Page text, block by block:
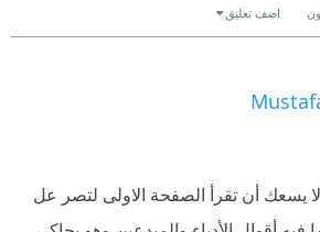
اضف تعليق
يسعك أن تقرأ الصفحة الاولى لتصر عل